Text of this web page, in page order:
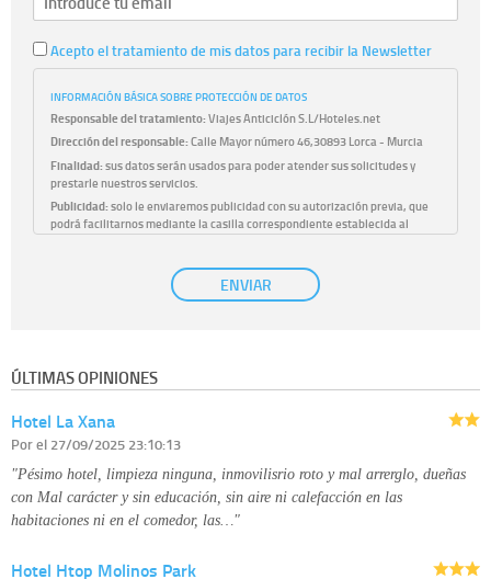
Acepto el tratamiento de mis datos para recibir la Newsletter
INFORMACIÓN BÁSICA SOBRE PROTECCIÓN DE DATOS
Responsable del tratamiento:Viajes Anticiclón S.L/Hoteles.net
Dirección del responsable:Calle Mayor número 46,30893 Lorca - Murcia
Finalidad:sus datos serán usados para poder atender sus solicitudes y
prestarle nuestros servicios.
Publicidad:solo le enviaremos publicidad con su autorización previa, que
podrá facilitarnos mediante la casilla correspondiente establecida al
únicamente trataremos sus datos con su consentimiento
previo, que podrá facilitarnos mediante la casilla correspondiente
Derechos:tiene derecho a saber qué información tenemos sobre usted,
disponible en nuestra página web.
Información complementaria:
ENVIAR
ÚLTIMAS OPINIONES
Hotel La Xana
Porel 27/09/2025 23:10:13
"Pésimo hotel, limpieza ninguna, inmovilisrio roto y mal arrerglo, dueñas
con Mal carácter y sin educación, sin aire ni calefacción en las
habitaciones ni en el comedor, las…"
Hotel Htop Molinos Park